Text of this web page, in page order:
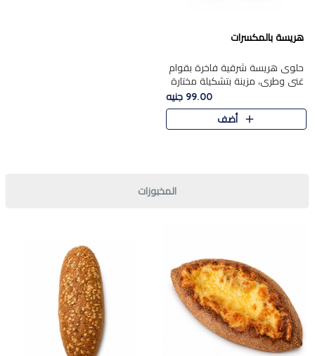
هريسة بالمكسرات
حلوى هريسة شرقية فاخرة بقوام
غني وطري، مزينة بتشكيلة مختارة
من المكسرات الفاخرة التي تضيف
قرمشة مميزة ونكهة غنية في كل
قطعة. تجمع بين المذاق..
99.00 جنيه
أضف
المخبوزات